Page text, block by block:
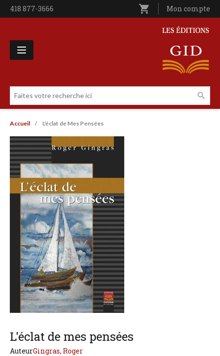
Aller au contenu principal
Téléphone
418 877-3666 shopping_cart Utilisateur
Mon compte
Les Éditions GID
Faites votre recherche ici
Livres par page
Fil d'Ariane
Accueil L'éclat de Mes Pensées
L'éclat de mes pensées
AuteurGingras, Roger